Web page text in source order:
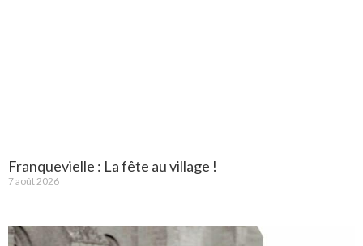
Franquevielle : La fête au village !
7 août 2026